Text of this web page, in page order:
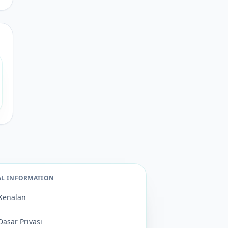
INFORMATION
Privasi